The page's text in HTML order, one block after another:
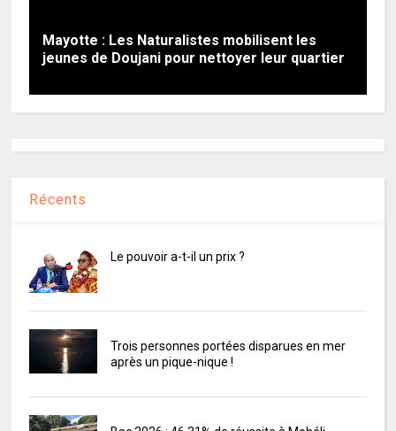
Mayotte : Les Naturalistes mobilisent les
jeunes de Doujani pour nettoyer leur quartier
Récents
Le pouvoir a-t-il un prix ?
Trois personnes portées disparues en mer
après un pique-nique !